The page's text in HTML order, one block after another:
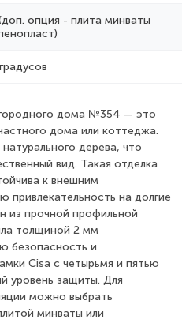
опция - плита минваты
дома №354 — это
дома или коттеджа.
дерева, что
вид. Такая отделка
к внешним
привлекательность на долгие
из прочной профильной
толщиной 2 мм
безопасность и
Cisa с четырьмя и пятью
уровень защиты. Для
можно выбрать
минваты или